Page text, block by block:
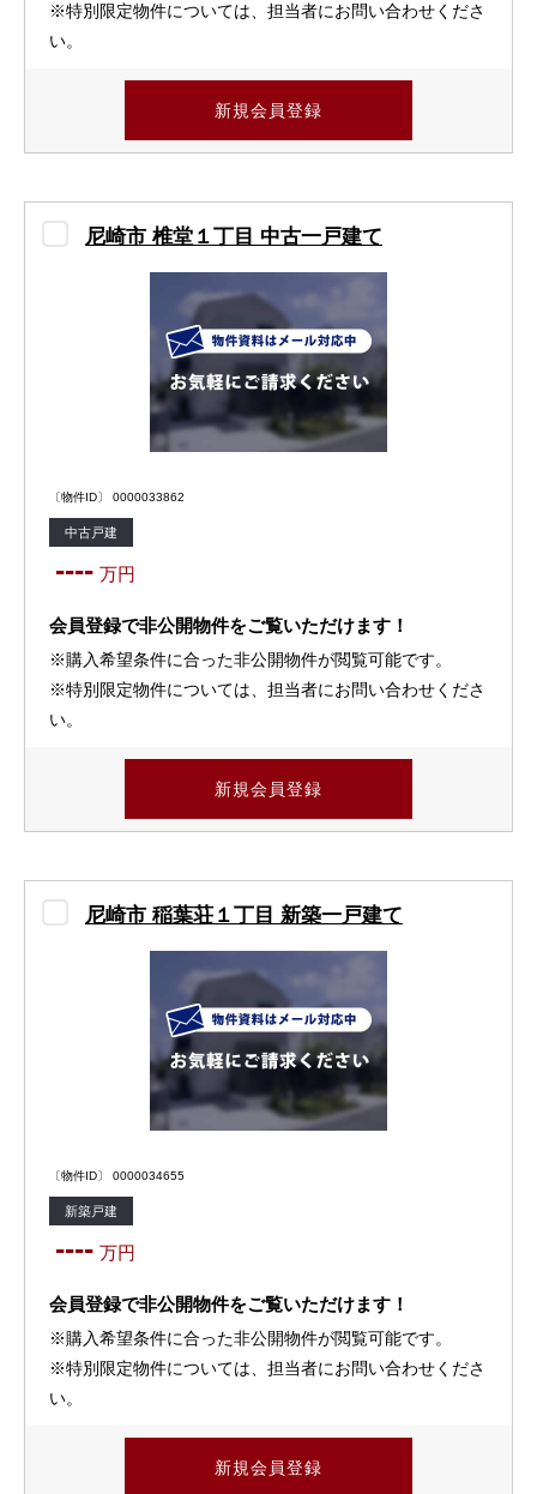
※特別限定物件については、担当者にお問い合わせくださ
い。
新規会員登録
尼崎市 椎堂１丁目 中古一戸建て
〔物件ID〕 0000033862
中古戸建
---- 万円
会員登録で非公開物件をご覧いただけます！
※購入希望条件に合った非公開物件が閲覧可能です。
※特別限定物件については、担当者にお問い合わせくださ
い。
新規会員登録
尼崎市 稲葉荘１丁目 新築一戸建て
〔物件ID〕 0000034655
新築戸建
---- 万円
会員登録で非公開物件をご覧いただけます！
※購入希望条件に合った非公開物件が閲覧可能です。
※特別限定物件については、担当者にお問い合わせくださ
い。
新規会員登録